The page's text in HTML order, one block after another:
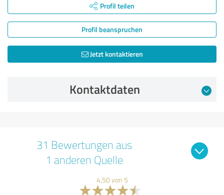
Profil teilen
Profil beanspruchen
Jetzt kontaktieren
Kontaktdaten
31 Bewertungen aus
1 anderen Quelle
4,50 von 5